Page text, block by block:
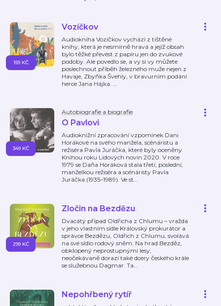
Vozíčkov
Audiokniha Vozíčkov vychází z tištěné
knihy, která je nesmírně hravá a jejíž obsah
bylo těžké převést z papíru jen do zvukové
podoby. Ale povedlo se, a vy si vy můžete
poslechnout příběh železného muže nejen z
Havaje, Zbyňka Švehly, v bravurním podání
herce Jana Hájka. …
159 KČ
Autobiografie a biografie
O Pavlovi
Audioknižní zpracování vzpomínek Dani
Horákové na svého manžela, scénáristu a
režiséra Pavla Juráčka, které byly oceněny
Knihou roku Lidových novin 2020. V roce
1979 se Daňa Horáková stala třetí, poslední,
manželkou režiséra a scénáristy Pavla
Juráčka (1935–1989). Ve st…
349 KČ
Zločin na Bezdězu
Dvacátý případ Oldřicha z Chlumu – vražda
v jeho vlastním sídle Královský prokurátor a
správce Bezdězu, Oldřich z Chlumu, svolává
na své sídlo rodový sněm. Na hrad Bezděz,
obklopený neprostupnými lesy,
neočekávaně dorazí také dcery českého krále
se služebnou Dagmar. Ta…
299 KČ
Nepohřbený rytíř